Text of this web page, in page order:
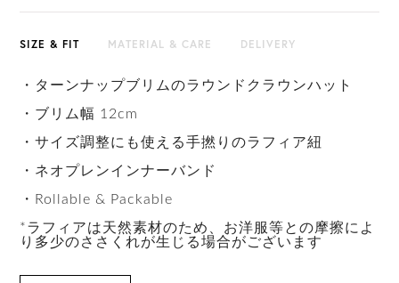
SIZE & FIT MATERIAL & CARE DELIVERY
・ターンナップブリムのラウンドクラウンハット
・ブリム幅 12cm
・サイズ調整にも使える手撚りのラフィア紐
・ネオプレンインナーバンド
・Rollable & Packable
*ラフィアは天然素材のため、お洋服等との摩擦によ
り多少のささくれが生じる場合がございます